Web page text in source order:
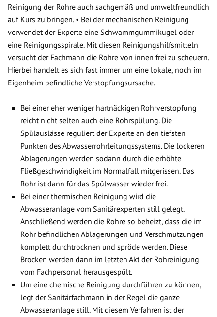
Reinigung der Rohre auch sachgemäß und umweltfreundlich
auf Kurs zu bringen. • Bei der mechanischen Reinigung
verwendet der Experte eine Schwammgummikugel oder
eine Reinigungsspirale. Mit diesen Reinigungshilfsmitteln
versucht der Fachmann die Rohre von innen frei zu scheuern.
Hierbei handelt es sich fast immer um eine lokale, noch im
Eigenheim befindliche Verstopfungsursache.
Bei einer eher weniger hartnäckigen Rohrverstopfung
reicht nicht selten auch eine Rohrspülung. Die
Spülauslässe reguliert der Experte an den tiefsten
Punkten des Abwasserrohrleitungssystems. Die lockeren
Ablagerungen werden sodann durch die erhöhte
Fließgeschwindigkeit im Normalfall mitgerissen. Das
Rohr ist dann für das Spülwasser wieder frei.
Bei einer thermischen Reinigung wird die
Abwasseranlage vom Sanitärexperten still gelegt.
Anschließend werden die Rohre so beheizt, dass die im
Rohr befindlichen Ablagerungen und Verschmutzungen
komplett durchtrocknen und spröde werden. Diese
Brocken werden dann im letzten Akt der Rohreinigung
vom Fachpersonal herausgespült.
Um eine chemische Reinigung durchführen zu können,
legt der Sanitärfachmann in der Regel die ganze
Abwasseranlage still. Mit diesem Verfahren ist der